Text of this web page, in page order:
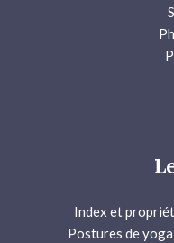
Index et
Postures de